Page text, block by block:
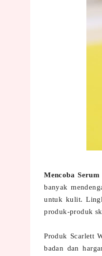
Mencoba
banyak
untuk kulit.
produk-produk
Produk Scarlett
badan dan